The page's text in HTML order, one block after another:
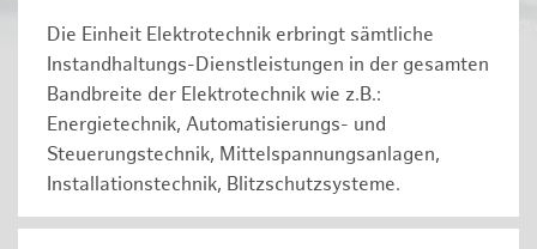
Die Einheit Elektrotechnik erbringt sämtliche
Instandhaltungs-Dienstleistungen in der gesamten
Bandbreite der Elektrotechnik wie z.B.:
Energietechnik, Automatisierungs- und
Steuerungstechnik, Mittelspannungsanlagen,
Installationstechnik, Blitzschutzsysteme.